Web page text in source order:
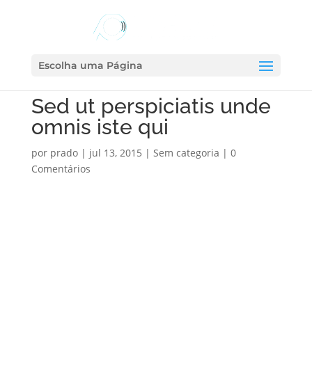
Escolha uma Página
Sed ut perspiciatis unde
omnis iste qui
por prado| jul 13, 2015 | Sem categoria | 0
Comentários